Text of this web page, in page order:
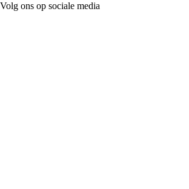
Volg ons op sociale media